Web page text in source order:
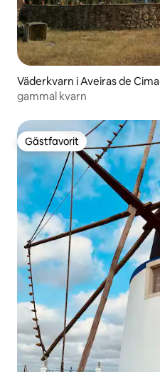
Väderkvarn i Aveiras de Cima
gammal kvarn
Gästfavorit
Gästfavorit